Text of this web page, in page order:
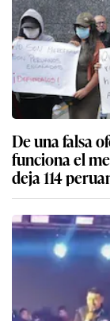
De una falsa
funciona el
deja 114